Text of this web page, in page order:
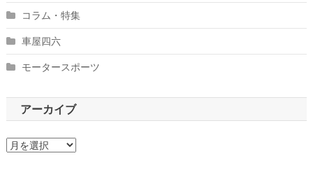
コラム・特集
車屋四六
モータースポーツ
アーカイブ
ア